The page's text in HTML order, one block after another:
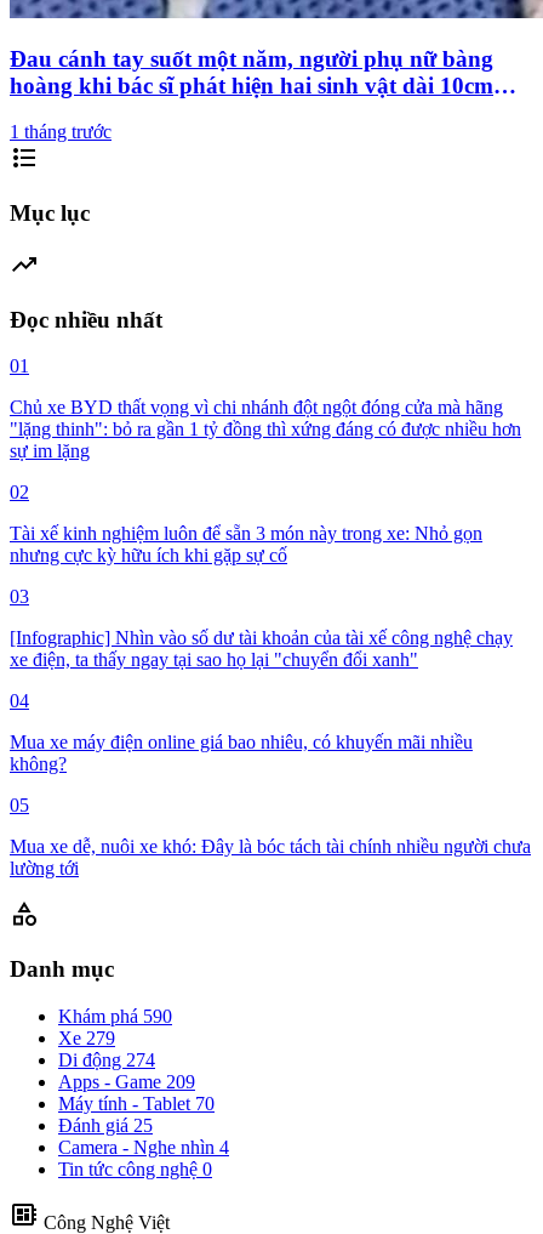
Đau cánh tay suốt một năm, người phụ nữ bàng
hoàng khi bác sĩ phát hiện hai sinh vật dài 10cm
1 tháng trước
format_list_bulleted
Mục lục
trending_up
Đọc nhiều nhất
01
Chủ xe BYD thất vọng vì chi nhánh đột ngột đóng cửa mà hãng
"lặng thinh": bỏ ra gần 1 tỷ đồng thì xứng đáng có được nhiều hơn
sự im lặng
02
Tài xế kinh nghiệm luôn để sẵn 3 món này trong xe: Nhỏ gọn
nhưng cực kỳ hữu ích khi gặp sự cố
03
[Infographic] Nhìn vào số dư tài khoản của tài xế công nghệ chạy
xe điện, ta thấy ngay tại sao họ lại "chuyển đổi xanh"
04
Mua xe máy điện online giá bao nhiêu, có khuyến mãi nhiều
không?
05
Mua xe dễ, nuôi xe khó: Đây là bóc tách tài chính nhiều người chưa
lường tới
category
Danh mục
Khám phá 590
Xe 279
Di động 274
Apps - Game 209
Máy tính - Tablet 70
Đánh giá 25
Camera - Nghe nhìn 4
Tin tức công nghệ 0
developer_board Công Nghệ Việt